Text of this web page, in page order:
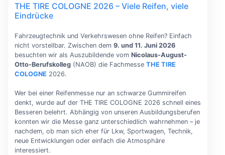
THE TIRE COLOGNE 2026 – Viele Reifen, viele
Eindrücke
Fahrzeugtechnik und Verkehrswesen ohne Reifen? Einfach
nicht vorstellbar. Zwischen dem 9. und 11. Juni 2026
besuchten wir als Auszubildende vom Nicolaus-August-
Otto-Berufskolleg(NAOB) die Fachmesse THE TIRE
COLOGNE 2026.
Wer bei einer Reifenmesse nur an schwarze Gummireifen
denkt, wurde auf der THE TIRE COLOGNE 2026 schnell eines
Besseren belehrt. Abhängig von unseren Ausbildungsberufen
konnten wir die Messe ganz unterschiedlich wahrnehmen – je
nachdem, ob man sich eher für Lkw, Sportwagen, Technik,
neue Entwicklungen oder einfach die Atmosphäre
interessiert.